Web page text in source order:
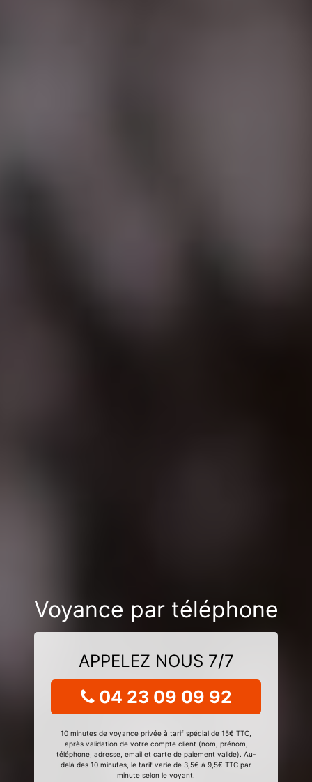
Voyance par téléphone
APPELEZ NOUS 7/7
04 23 09 09 92
10 minutes de voyance privée à tarif spécial de 15€ TTC,
après validation de votre compte client (nom, prénom,
téléphone, adresse, email et carte de paiement valide). Au-
delà des 10 minutes, le tarif varie de 3,5€ à 9,5€ TTC par
minute selon le voyant.